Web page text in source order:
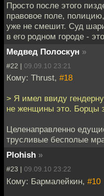
Просто после этого
правовое поле,
уже не смешит. Суд
в его родном городе -
Медвед Полоскун »
#22 | 09.09.10 23:21
Кому: Thrust, #18
> Я имел ввиду
не женщины это. Борцы
Целенаправленно
трусливые бесполые
Plohish »
#23 | 09.09.10 23:22
Кому: Бармалейкин, #10